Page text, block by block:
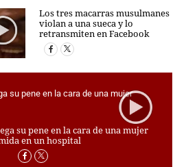
Los tres macarras musulmanes
violan a una sueca y lo
retransmiten en Facebook
su pene en la cara de una mujer
en un hospital